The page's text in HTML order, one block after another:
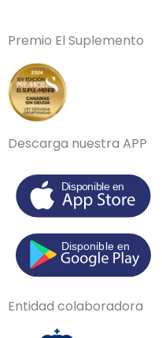
Premio El Suplemento
Descarga nuestra APP
Entidad colaboradora